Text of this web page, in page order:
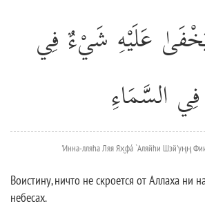
عَلَيْهِ شَيْءٌ فِي
السَّمَاءِ
'Инна-лляhа Ляя Ях̮фá `Аляйhи Шэй'уңң
Воистину, ничто не скроется от Аллаха ни
небесах.